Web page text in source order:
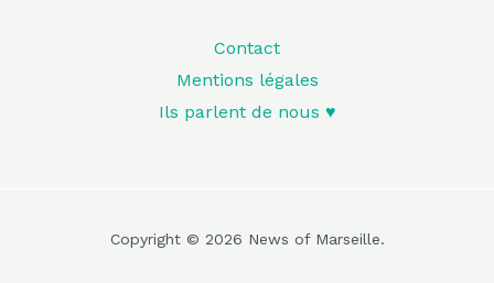
Contact
Mentions légales
Ils parlent de nous ♥️
Copyright © 2026 News of Marseille.